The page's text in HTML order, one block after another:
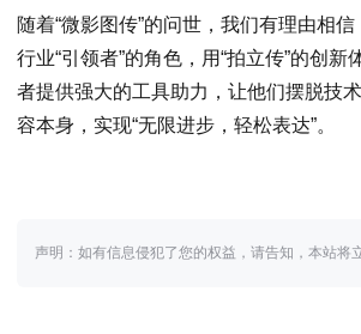
随着“微影图传”的问世，我们有理由相
行业“引领者”的角色，用“拍立传”的创
者提供强大的工具助力，让他们摆脱技
容本身，实现“无限进步，轻松表达”。
声明：如有信息侵犯了您的权益，请告知，本站将